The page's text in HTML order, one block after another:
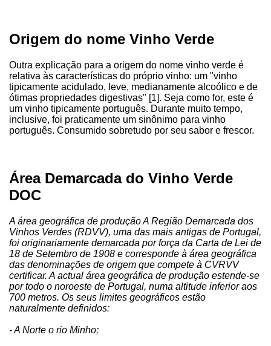
Origem do nome Vinho Verde
Outra explicação para a origem do nome vinho verde é
relativa às características do próprio vinho: um "vinho
tipicamente acidulado, leve, medianamente alcoólico e de
ótimas propriedades digestivas" [1]. Seja como for, este é
um vinho tipicamente português. Durante muito tempo,
inclusive, foi praticamente um sinônimo para vinho
português. Consumido sobretudo por seu sabor e frescor.
Área Demarcada do Vinho Verde
DOC
A área geográfica de produção A Região Demarcada dos
Vinhos Verdes (RDVV), uma das mais antigas de Portugal,
foi originariamente demarcada por força da Carta de Lei de
18 de Setembro de 1908 e corresponde à área geográfica
das denominações de origem que compete à CVRVV
certificar. A actual área geográfica de produção estende-se
por todo o noroeste de Portugal, numa altitude inferior aos
700 metros. Os seus limites geográficos estão
naturalmente definidos:
- A Norte o rio Minho;